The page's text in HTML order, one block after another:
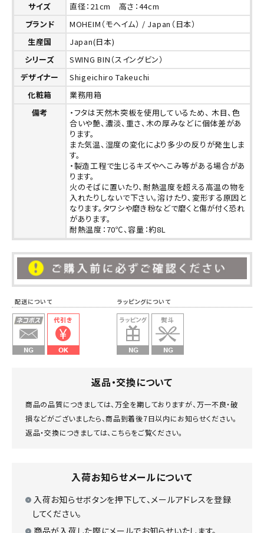
サイズ
直径：21cm 高さ：44cm
ブランド
MOHEIM（モヘイム） / Japan（日本）
生産国
Japan(日本)
シリーズ
SWING BIN（スイングビン）
デザイナー
Shigeichiro Takeuchi
化粧箱
業務用箱
備考
・フタは天然木突板を使用しているため、 木目、色
合いや艶、濃淡、重さ、木の厚みなどに個体差があ
ります。
また気温、湿度の変化により多少の反りが発生しま
す。
・製造工程で生じるキズやへこみ等がある場合があ
ります。
火のそばに置いたり、耐熱温度を超える高温の物を
入れたりしないで下さい。溶けたり、変形する原因と
なります。タワシや磨き粉などで磨くと傷が付く恐れ
があります。
耐熱温度：70℃、容量：約8L
配送について ラッピングについて
返品・交換について
商品の品質につきましては、万全を期しておりますが、万一不良・破
損などがございましたら、商品到着後7日以内にお知らせください。
返品・交換につきましては、 こちらをご覧ください。
入荷お知らせメールについて
入荷お知らせボタンを押下して、メールアドレスを登録
してください。